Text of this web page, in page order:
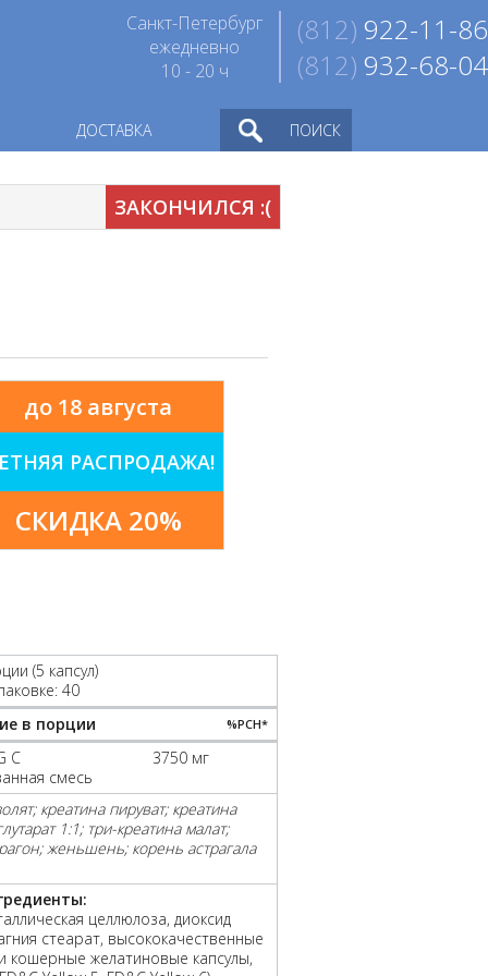
(812) 922-11-86
(812) 932-68-04
Санкт-Петербург
ежедневно
10 - 20 ч
ДОСТАВКА ПОИСК
ЗАКОНЧИЛСЯ :(
до 18 августа
РАСПРОДАЖА!
СКИДКА 20%
(5 капсул)
40
в порции
%РСН*
C
смесь
3750 мг
креатина пируват; креатина
1:1; три-креатина малат;
женьшень; корень астрагала
целлюлоза, диоксид
стеарат, высококачественные
кошерные желатиновые капсулы,